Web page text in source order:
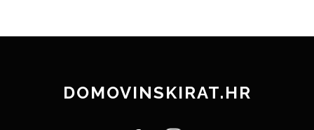
DOMOVINSKIRAT.HR